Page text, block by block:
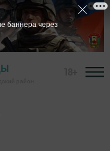
баннера через